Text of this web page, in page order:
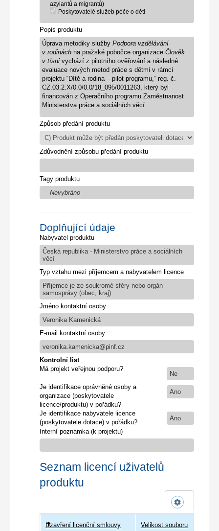
azylantů a migrantů)
Poskytovatelé služeb péče o děti
Popis produktu
Úprava metodiky služby Podpora vzdělávání
v rodinách na pražské pobočce organizace Člověk
v tísni vychází z pilotního ověřování a následné
evaluace nových metod práce s dětmi v rámci
projektu “Dítě a rodina – pilot programu,“ reg. č.
CZ.03.2.X/0.0/0.0/18_095/0011263, který byl
financován z Operačního programu Zaměstnanost
Ministerstva práce a sociálních věcí.
Způsob předání produktu
Zdůvodnění způsobu předání produktu
Tagy produktu
Nevybráno
Doplňující údaje
Nabyvatel produktu
Česká republika - Ministerstvo práce a sociálních
věcí
Typ vztahu mezi příjemcem a nabyvatelem licence
Příjemce je ze soukromé sféry nebo orgán
samosprávy (obec, kraj)
Jméno kontaktní osoby
Veronika Kamenická
E-mail kontaktní osoby
veronika.kamenicka@pinf.cz
Kontrolní list
Má projekt veřejnou podporu?
Ne
Je identifikace oprávněné osoby a
organizace (poskytovatele
licence/produktu) v pořádku?
Ano
Je identifikace nabyvatele licence
(poskytovatele dotace) v pořádku?
Ano
Interní poznámka (k projektu)
Seznam licencí uživatelů
produktu
Uživatel
Uzavření licenční smlouvy Velikost souboru